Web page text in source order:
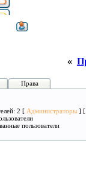
«
Права
2 [ Администраторы ]
пользователи